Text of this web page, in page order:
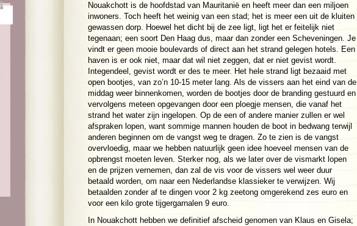
Nouakchott is de hoofdstad van Mauritanië en heeft meer dan een miljoen
inwoners. Toch heeft het weinig van een stad; het is meer een uit de kluiten
gewassen dorp. Hoewel het dicht bij de zee ligt, ligt het er feitelijk niet
tegenaan; een soort Den Haag dus, maar dan zonder een Scheveningen. Je
vindt er geen mooie boulevards of direct aan het strand gelegen hotels. Een
haven is er ook niet, maar dat wil niet zeggen, dat er niet gevist wordt.
Integendeel, gevist wordt er des te meer. Het hele strand ligt bezaaid met
open bootjes, van zo’n 10-15 meter lang. Als de vissers aan het eind van de
middag weer binnenkomen, worden de bootjes door de branding gestuurd en
vervolgens meteen opgevangen door een ploegje mensen, die vanaf het
strand het water zijn ingelopen. Op de een of andere manier zullen er wel
afspraken lopen, want sommige mannen houden de boot in bedwang terwijl
anderen beginnen om de vangst weg te dragen. Zo te zien is de vangst
overvloedig, maar we hebben natuurlijk geen idee hoeveel mensen van de
opbrengst moeten leven. Sterker nog, als we later over de vismarkt lopen
en de prijzen vernemen, dan zal de vis voor de vissers wel weer duur
betaald worden, om naar een Nederlandse klassieker te verwijzen. Wij
betaalden zonder af te dingen voor 2 kg zeetong omgerekend zes euro en
voor een kilo grote tijgergarnalen 9 euro.
In Nouakchott hebben we definitief afscheid genomen van Klaus en Gisela;